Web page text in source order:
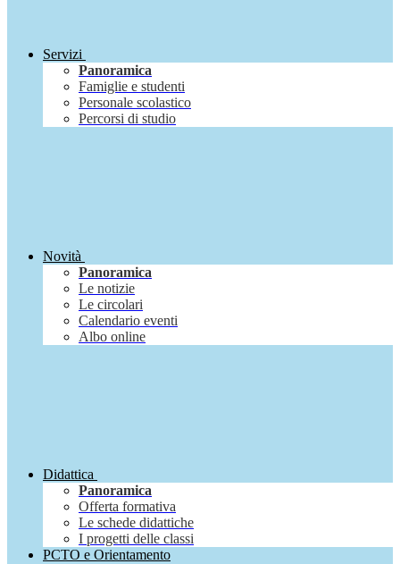
Servizi
Panoramica
Famiglie e studenti
Personale scolastico
Percorsi di studio
Novità
Panoramica
Le notizie
Le circolari
Calendario eventi
Albo online
Didattica
Panoramica
Offerta formativa
Le schede didattiche
I progetti delle classi
PCTO e Orientamento